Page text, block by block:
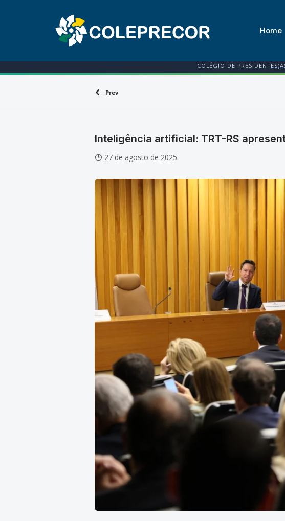
Home
COLÉGIO DE
Prev
Inteligência artificial: TRT-RS
27 de agosto de 2025